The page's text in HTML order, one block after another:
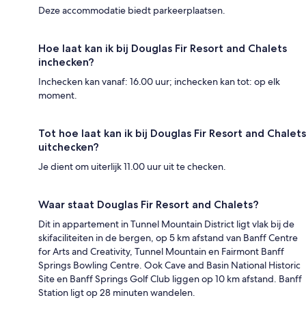
Deze accommodatie biedt parkeerplaatsen.
Hoe laat kan ik bij Douglas Fir Resort and Chalets
inchecken?
Inchecken kan vanaf: 16.00 uur; inchecken kan tot: op elk
moment.
Tot hoe laat kan ik bij Douglas Fir Resort and Chalets
uitchecken?
Je dient om uiterlijk 11.00 uur uit te checken.
Waar staat Douglas Fir Resort and Chalets?
Dit in appartement in Tunnel Mountain District ligt vlak bij de
skifaciliteiten in de bergen, op 5 km afstand van Banff Centre
for Arts and Creativity, Tunnel Mountain en Fairmont Banff
Springs Bowling Centre. Ook Cave and Basin National Historic
Site en Banff Springs Golf Club liggen op 10 km afstand. Banff
Station ligt op 28 minuten wandelen.